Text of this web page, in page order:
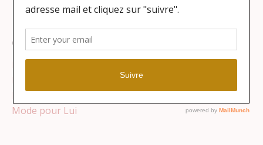
Catégories
Mode pour Elle
Mode pour Lui